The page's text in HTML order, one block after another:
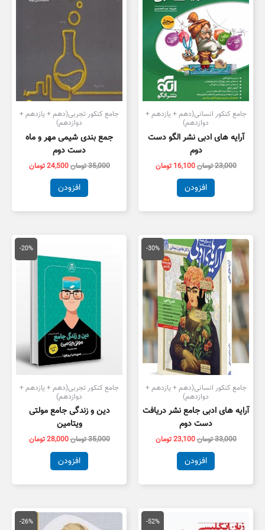
جامع کنکور انسانی(دهم + یازدهم +
دوازدهم)
آرایه های ادبی نشر الگو دست
دوم
23,000تومان16,100 تومان
افزودن
جامع کنکور تجربی(دهم + یازدهم +
دوازدهم)
جمع بندی شیمی مهر و ماه
دست دوم
35,000تومان24,500تومان
افزودن
-30%
جامع کنکور انسانی(دهم + یازدهم +
دوازدهم)
آرایه های ادبی جامع نشر دریافت
دست دوم
33,000تومان
قیمت
اصلی
33,000 تومان
بود.
23,100تومان
قیمت
فعلی
است.
افزودن
-20%
جامع کنکور تجربی(دهم + یازدهم +
دوازدهم)
دین و زندگی جامع مولتی
ویتامین
35,000تومان
35,000 تومان
بود.
28,000تومان
قیمت
فعلی
افزودن
-52%
قیمت
فعلی
-26%
قیمت
اصلی
قیمت
فعلی